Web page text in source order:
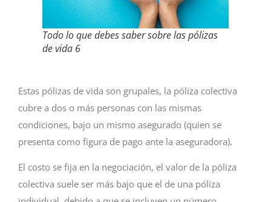
Todo lo que debes saber sobre las pólizas
de vida 6
Estas pólizas de vida son grupales, la póliza colectiva
cubre a dos o más personas con las mismas
condiciones, bajo un mismo asegurado (quien se
presenta como figura de pago ante la aseguradora).
El costo se fija en la negociación, el valor de la póliza
colectiva suele ser más bajo que el de una póliza